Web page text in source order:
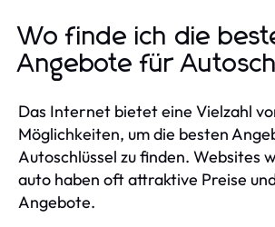
Wo finde ich die
Angebote für
Das Internet bietet eine Vielzahl
Möglichkeiten, um die besten
Autoschlüssel zu finden. Websites
auto haben oft attraktive Preise
Angebote.